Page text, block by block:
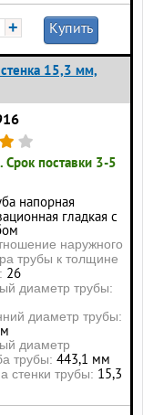
+ Купить
15,3 мм,
Срок поставки 3-5
напорная
гладкая с
наружного
трубы к толщине
26
диаметр трубы:
диаметр трубы:
диаметр
трубы: 443,1 мм
стенки трубы: 15,3